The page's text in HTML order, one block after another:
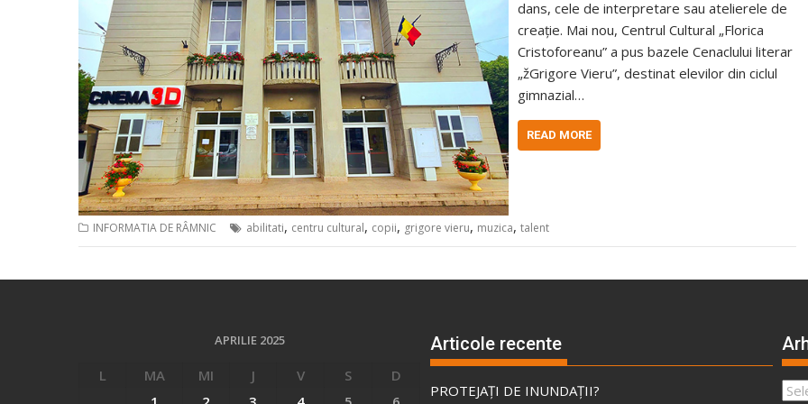
dans, cele de interpretare sau atelierele de
creație. Mai nou, Centrul Cultural „Florica
Cristoforeanu” a pus bazele Cenaclului literar
„žGrigore Vieru”, destinat elevilor din ciclul
gimnazial…
READ MORE
INFORMATIA DE RÂMNIC abilitati, centru cultural, copii, grigore vieru, muzica, talent
APRILIE 2025
L MA MI J V S
D
Articole recente
PROTEJAȚI DE INUNDAȚII?